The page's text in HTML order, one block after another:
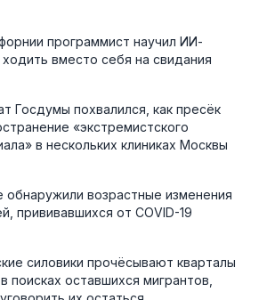
программист научил ИИ-
ходить вместо себя на свидания
Госдумы похвалился, как пресёк
«экстремистского
в нескольких клиниках Москвы
обнаружили возрастные изменения
прививавшихся от COVID-19
силовики прочёсывают кварталы
поисках оставшихся мигрантов,